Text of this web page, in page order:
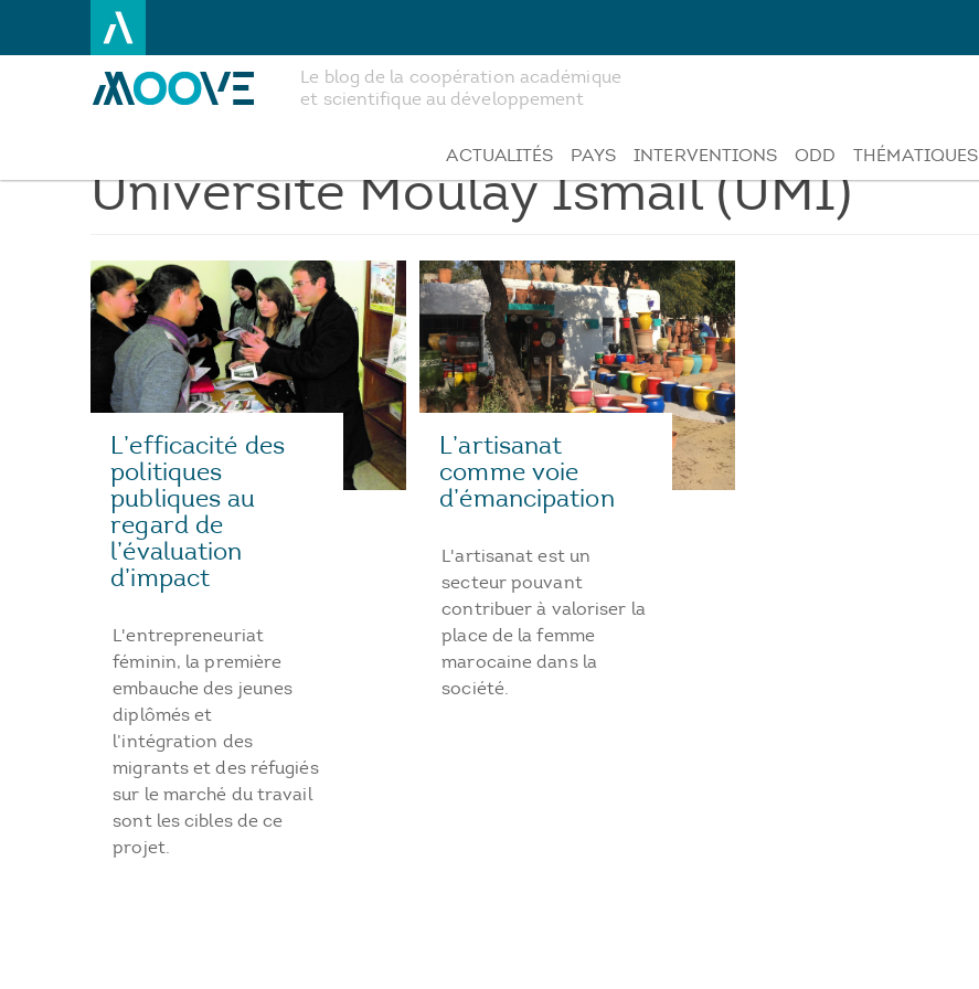
principal
Le blog de la coopération académique
et scientifique au développement
ACTUALITÉS PAYS INTERVENTIONS ODD THÉMATIQUES
Université Moulay Ismail (UMI)
L’efficacité des
politiques
publiques au
regard de
l’évaluation
d’impact
L'entrepreneuriat
féminin, la première
embauche des jeunes
diplômés et
l’intégration des
migrants et des réfugiés
sur le marché du travail
sont les cibles de ce
projet.
L’artisanat
comme voie
d’émancipation
L'artisanat est un
secteur pouvant
contribuer à valoriser la
place de la femme
marocaine dans la
société.